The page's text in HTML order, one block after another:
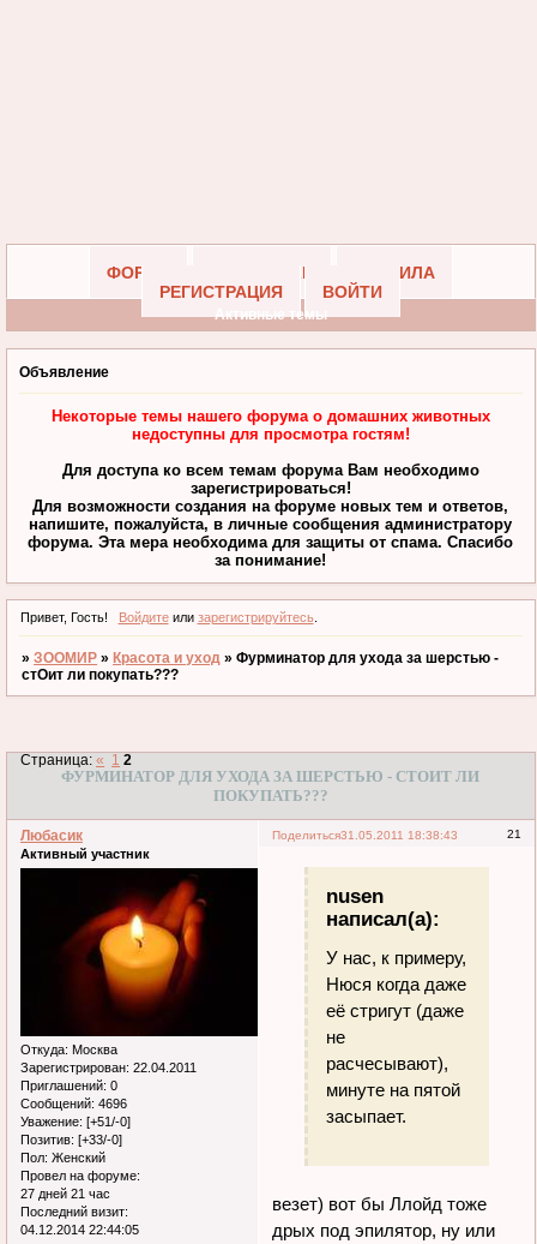
ФОРУМ УЧАСТНИКИ
ПРАВИЛА
РЕГИСТРАЦИЯ
ВОЙТИ
Активные темы
Объявление
Некоторые темы нашего форума о домашних животных
недоступны для просмотра гостям!
Для доступа ко всем темам форума Вам необходимо
зарегистрироваться!
Для возможности создания на форуме новых тем и ответов,
напишите, пожалуйста, в личные сообщения администратору
форума. Эта мера необходима для защиты от спама. Спасибо
за понимание!
Привет, Гость! Войдитеили зарегистрируйтесь.
»ЗООМИР » Красота и уход »Фурминатор для ухода за шерстью -
стОит ли покупать???
ФУРМИНАТОР ДЛЯ УХОДА ЗА ШЕРСТЬЮ - СТОИТ ЛИ
ПОКУПАТЬ???
Страница:« 1 2
Поделиться 21
31.05.2011 18:38:43
Любасик
Активный участник
Откуда: Москва
Зарегистрирован: 22.04.2011
Приглашений: 0
Сообщений: 4696
Уважение: [+51/-0]
Позитив: [+33/-0]
Пол: Женский
Провел на форуме:
27 дней 21 час
Последний визит:
04.12.2014 22:44:05
nusen
написал(а):
У нас, к примеру,
Нюся когда даже
её стригут (даже
не
расчесывают),
минуте на пятой
засыпает.
везет) вот бы Ллойд тоже
дрых под эпилятор, ну или